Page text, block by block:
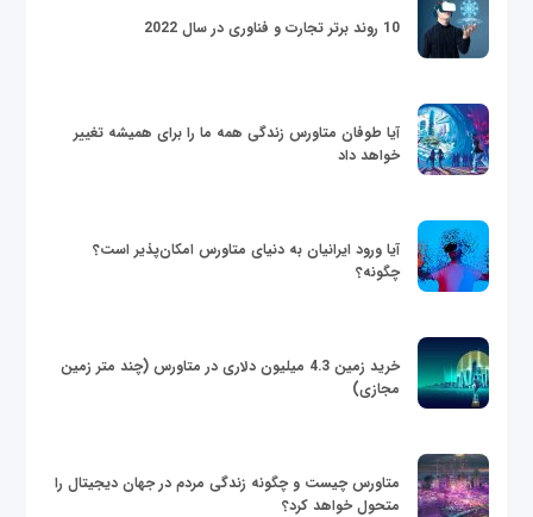
10 روند برتر تجارت و فناوری در سال 2022
آیا طوفان متاورس زندگی همه ما را برای همیشه تغییر
خواهد داد
آیا ورود ایرانیان به دنیای متاورس امکان‌پذیر است؟
چگونه؟
خرید زمین 4.3 میلیون دلاری در متاورس (چند متر زمین
مجازی)
متاورس چیست و چگونه زندگی مردم در جهان دیجیتال را
متحول خواهد کرد؟